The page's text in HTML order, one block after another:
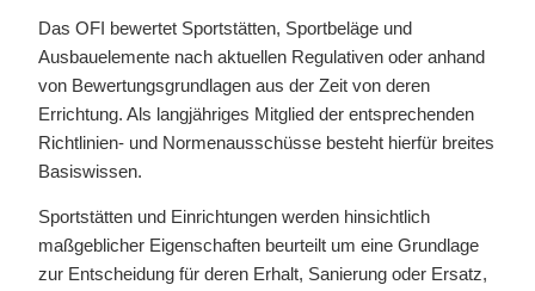
Das OFI bewertet Sportstätten, Sportbeläge und
Ausbauelemente nach aktuellen Regulativen oder anhand
von Bewertungsgrundlagen aus der Zeit von deren
Errichtung. Als langjähriges Mitglied der entsprechenden
Richtlinien- und Normenausschüsse besteht hierfür breites
Basiswissen.
Sportstätten und Einrichtungen werden hinsichtlich
maßgeblicher Eigenschaften beurteilt um eine Grundlage
zur Entscheidung für deren Erhalt, Sanierung oder Ersatz,